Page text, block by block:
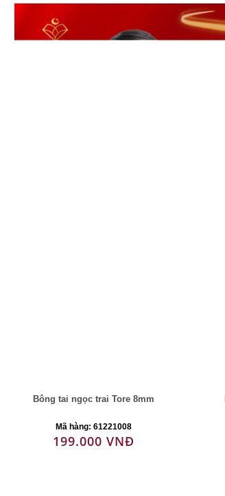
Bông tai ngọc trai Tore 8mm
Mã hàng: 61221008
199.000 VNĐ